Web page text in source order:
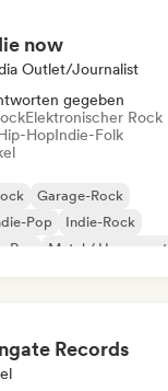
now
Outlet/Journalist
gegeben
Elektronischer Rock
HopIndie-Folk
Garage-Rock
Pop
Indie-Rock
Metal / Heavy
Records